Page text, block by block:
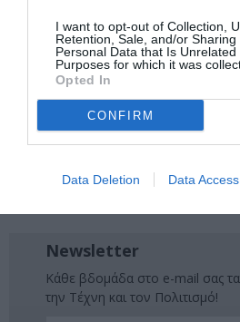
I want to opt-out of Collection,
Retention, Sale, and/or Sharing
Personal Data that Is Unrelated
Purposes for which it was
Opted In
CONFIRM
Data Deletion Data Access
Νέοι Διαγωνισμοί❯
Tags
ΓΛΥΠΤΙΚΗ - ΧΑΡΑΚΤΙΚΗ
Newsletter
Κάθε βδομάδα στο e-mail σας τα
την Τέχνη και τον Πολιτισμό!